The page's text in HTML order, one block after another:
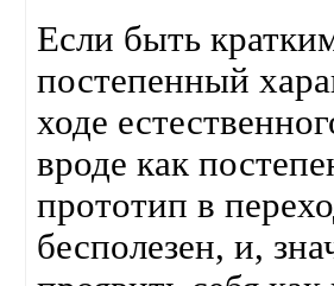
Если быть
постепенный
ходе
вроде как
прототип в
бесполезен, и,